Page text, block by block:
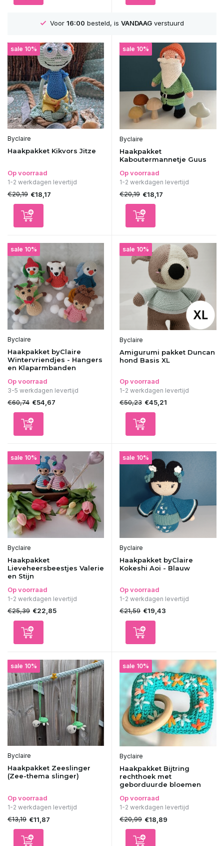
GRATISVerzending vanaf 75€
sale 10%
Byclaire
Haakpakket Kikvors Jitze
Op voorraad
1-2 werkdagen levertijd
€20,19 €18,17
sale 10%
Byclaire
Haakpakket
Kaboutermannetje Guus
Op voorraad
1-2 werkdagen levertijd
€20,19 €18,17
sale 10%
Byclaire
Haakpakket byClaire
Wintervriendjes - Hangers
en Klaparmbanden
Op voorraad
3-5 werkdagen levertijd
€60,74 €54,67
sale 10%
Byclaire
Amigurumi pakket Duncan
hond Basis XL
Op voorraad
1-2 werkdagen levertijd
€50,23 €45,21
sale 10%
Byclaire
Haakpakket
Lieveheersbeestjes Valerie
en Stijn
Op voorraad
1-2 werkdagen levertijd
€25,39 €22,85
sale 10%
Byclaire
Haakpakket byClaire
Kokeshi Aoi - Blauw
Op voorraad
1-2 werkdagen levertijd
€21,59 €19,43
sale 10%
Byclaire
Haakpakket Zeeslinger
(Zee-thema slinger)
Op voorraad
1-2 werkdagen levertijd
€13,19 €11,87
sale 10%
Byclaire
Haakpakket Bijtring
rechthoek met
geborduurde bloemen
Op voorraad
1-2 werkdagen levertijd
€20,99 €18,89